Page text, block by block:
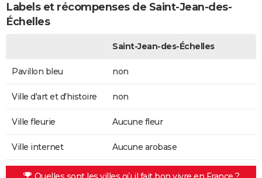
Labels et récompenses de Saint-Jean-des-
Échelles
Saint-Jean-des-Échelles
Pavillon bleu non
Ville d'art et d'histoire non
Ville fleurie Aucune fleur
Ville internet Aucune arobase